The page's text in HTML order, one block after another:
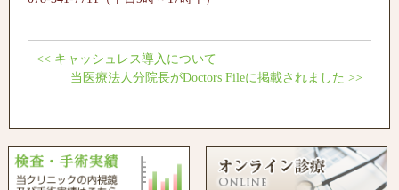
<< キャッシュレス導入について
当医療法人分院長がDoctors Fileに掲載されました >>